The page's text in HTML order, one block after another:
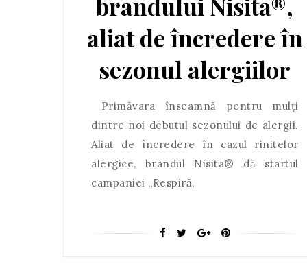
brandului Nisita®,
aliat de încredere în
sezonul alergiilor
Primăvara înseamnă pentru mulți
dintre noi debutul sezonului de alergii.
Aliat de încredere în cazul rinitelor
alergice, brandul Nisita® dă startul
campaniei „Respiră,